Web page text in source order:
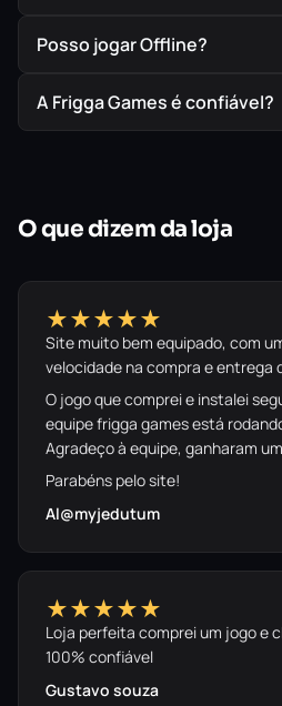
Posso jogar Offline?
A Frigga Games é confiável?
O que dizem da loja
★★★★★
Site muito bem equipado, com
velocidade na compra e entrega
O jogo que comprei e instalei
equipe frigga games está
Agradeço à equipe, ganharam
Parabéns pelo site!
Al@myjedutum
★★★★★
Loja perfeita comprei um jogo e
100% confiável
Gustavo souza